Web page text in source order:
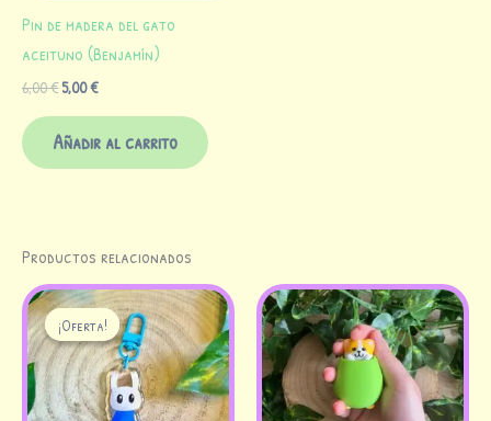
Pin de madera del gato
aceituno (Benjamín)
6,00€ 5,00€
Añadir al carrito
Productos relacionados
¡Oferta!
¡Oferta!
El
precio
original
era:
8,00 €.
El
precio
actual
es:
3,00 €.